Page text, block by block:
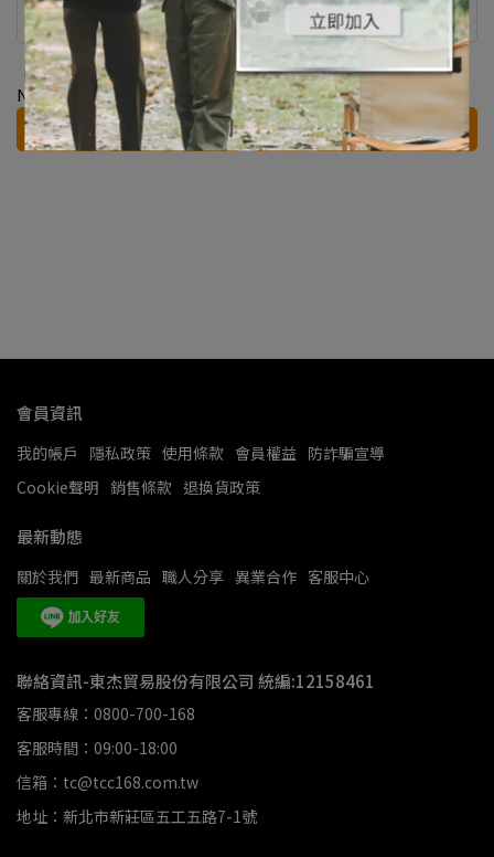
【RENAULT】MODUS｜EFB
｜SMF
NT$3,200
加入購物車
【RENAULT】SCENIC｜EFB
｜SMF
NT$5,500
加入購物車
會員資訊
我的帳戶 隱私政策 使用條款 會員權益 防詐騙宣導
Cookie聲明 銷售條款 退換貨政策
最新動態
關於我們 最新商品 職人分享 異業合作 客服中心
聯絡資訊-東杰貿易股份有限公司 統編:12158461
客服專線：0800-700-168
客服時間：09:00-18:00
信箱：tc@tcc168.com.tw
地址：新北市新莊區五工五路7-1號